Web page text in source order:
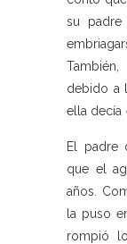
su padre
debido a
ella decía
El padre
que el
años.
la puso
rompió